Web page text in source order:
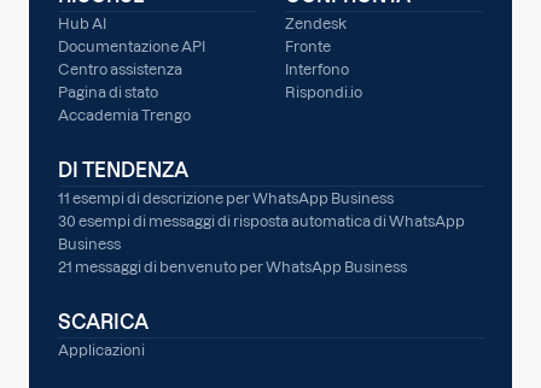
Hub AI
Documentazione API
Centro assistenza
Pagina di stato
Accademia Trengo
Zendesk
Fronte
Interfono
Rispondi.io
DI TENDENZA
11 esempi di descrizione per WhatsApp Business
30 esempi di messaggi di risposta automatica di WhatsApp
Business
21 messaggi di benvenuto per WhatsApp Business
SCARICA
Applicazioni